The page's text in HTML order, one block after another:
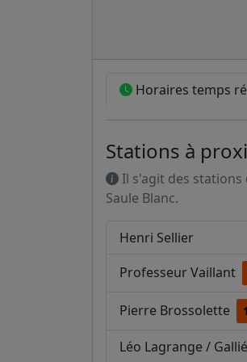
Horaires temps
Stations à
Il s'agit des stations
Saule Blanc.
Henri Sellier
Professeur Vaillant
Pierre Brossolette
Léo Lagrange /